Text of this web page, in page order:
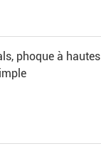
phoque à hautes